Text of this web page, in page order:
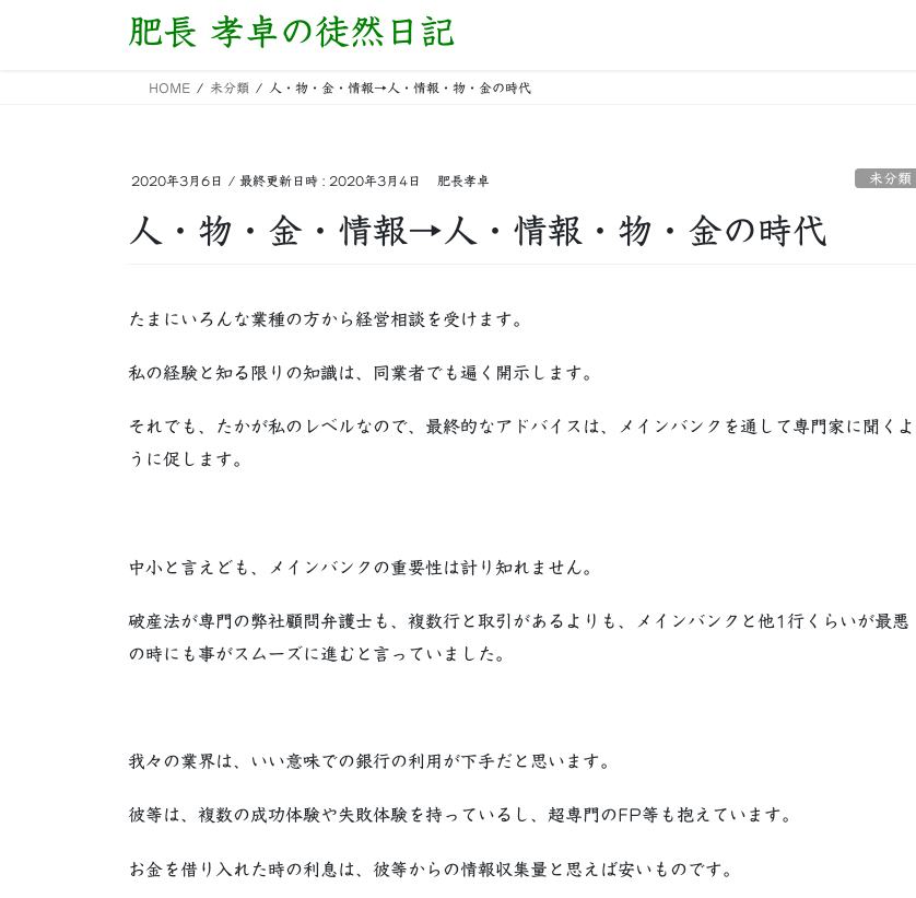
肥長 孝卓の徒然日記
HOME 未分類 人・物・金・情報→人・情報・物・金の時代
2020年3月6日 / 最終更新日時 : 2020年3月4日 肥長孝卓 未分類
人・物・金・情報→人・情報・物・金の時代
たまにいろんな業種の方から経営相談を受けます。
私の経験と知る限りの知識は、同業者でも遍く開示します。
それでも、たかが私のレベルなので、最終的なアドバイスは、メインバンクを通して専門家に聞くよ
うに促します。
中小と言えども、メインバンクの重要性は計り知れません。
破産法が専門の弊社顧問弁護士も、複数行と取引があるよりも、メインバンクと他1行くらいが最悪
の時にも事がスムーズに進むと言っていました。
我々の業界は、いい意味での銀行の利用が下手だと思います。
彼等は、複数の成功体験や失敗体験を持っているし、超専門のFP等も抱えています。
お金を借り入れた時の利息は、彼等からの情報収集量と思えば安いものです。